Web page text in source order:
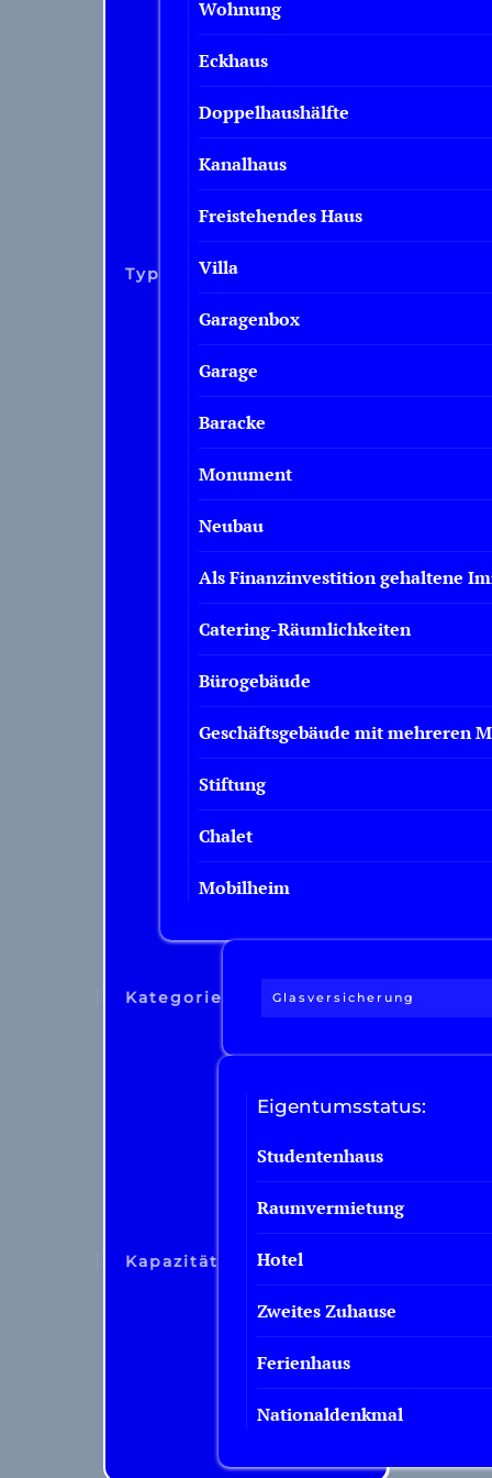
Typ
Wohnung
Eckhaus
Doppelhaushälfte
Kanalhaus
Freistehendes Haus
Villa
Garagenbox
Garage
Baracke
Monument
Neubau
Als Finanzinvestition gehaltene
Catering-Räumlichkeiten
Bürogebäude
Geschäftsgebäude mit mehreren
Stiftung
Chalet
Mobilheim
Kategorie Glasversicherung
Kapazität
Eigentumsstatus:
Studentenhaus
Raumvermietung
Hotel
Zweites Zuhause
Ferienhaus
Nationaldenkmal